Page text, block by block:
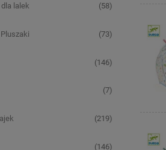
lalek (58)
(73)
(146)
(7)
(219)
(146)